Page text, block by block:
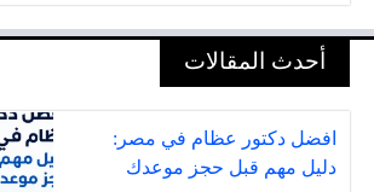
أحدث المقالات
افضل دكتور عظام في مصر:
دليل مهم قبل حجز موعدك